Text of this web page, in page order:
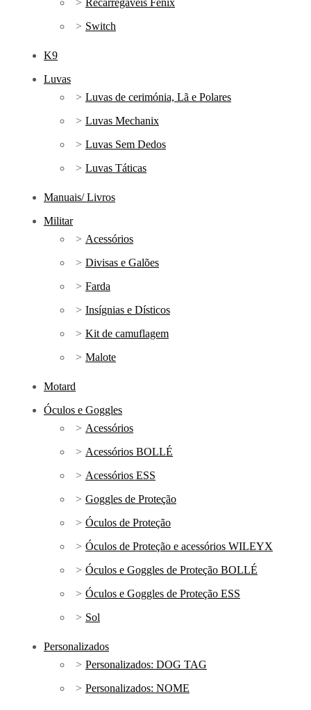
Switch
K9
Luvas
Luvas de cerimónia, Lã e Polares
Luvas Mechanix
Luvas Sem Dedos
Luvas Táticas
Manuais/ Livros
Militar
Acessórios
Divisas e Galões
Farda
Insígnias e Dísticos
Kit de camuflagem
Malote
Motard
Óculos e Goggles
Acessórios
Acessórios BOLLÉ
Acessórios ESS
Goggles de Proteção
Óculos de Proteção
Óculos de Proteção e acessórios WILEYX
Óculos e Goggles de Proteção BOLLÉ
Óculos e Goggles de Proteção ESS
Sol
Personalizados
Personalizados: DOG TAG
Personalizados: NOME